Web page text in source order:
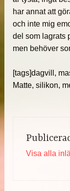
har annat att
och inte mig
del som lagrats
men behöver
[tags]dagvill,
Matte, silikon,
Visa alla